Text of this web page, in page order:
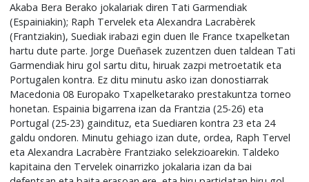
Akaba Bera Berako jokalariak diren Tati Garmendiak
(Espainiakin); Raph Tervelek eta Alexandra Lacrabèrek
(Frantziakin), Suediak irabazi egin duen Ile France txapelketan
hartu dute parte. Jorge Dueñasek zuzentzen duen taldean Tati
Garmendiak hiru gol sartu ditu, hiruak zazpi metroetatik eta
Portugalen kontra. Ez ditu minutu asko izan donostiarrak
Macedonia 08 Europako Txapelketarako prestakuntza torneo
honetan. Espainia bigarrena izan da Frantzia (25-26) eta
Portugal (25-23) gaindituz, eta Suediaren kontra 23 eta 24
galdu ondoren. Minutu gehiago izan dute, ordea, Raph Tervel
eta Alexandra Lacrabère Frantziako selekzioarekin. Taldeko
kapitaina den Tervelek oinarrizko jokalaria izan da bai